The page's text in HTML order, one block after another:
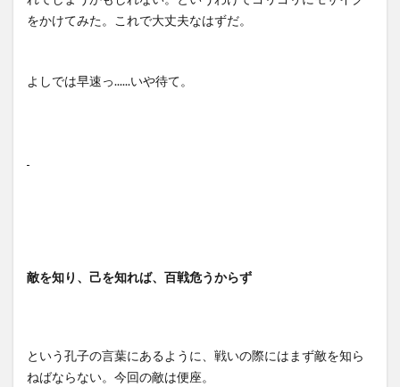
をかけてみた。これで大丈夫なはずだ。
よしでは早速っ......いや待て。
敵を知り、己を知れば、百戦危うからず
という孔子の言葉にあるように、戦いの際にはまず敵を知ら
ねばならない。今回の敵は便座。